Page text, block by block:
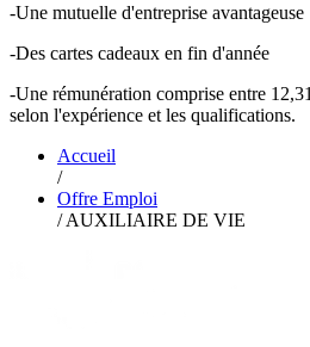
-Une mutuelle d'entreprise avantageuse
-Des cartes cadeaux en fin d'année
-Une rémunération comprise entre
selon l'expérience et les qualifications.
Accueil
/
Offre Emploi
/ AUXILIAIRE DE VIE